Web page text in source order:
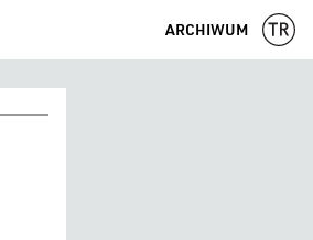
ARCHIWUM